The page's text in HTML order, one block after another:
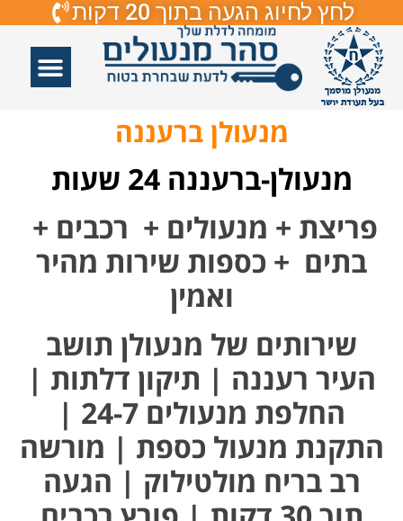
לחץ לחיוג הגעה בתוך 20 דקות
מנעולן ברעננה
מנעולן-ברעננה 24 שעות
פריצת + מנעולים + רכבים +
בתים + כספות שירות מהיר
ואמין
שירותים של מנעולן תושב
העיר רעננה | תיקון דלתות |
החלפת מנעולים 24-7 |
התקנת מנעול כספת | מורשה
רב בריח מולטילוק | הגעה